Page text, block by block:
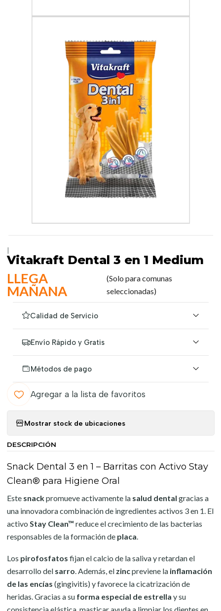
Vitakraft Dental 3 en 1 Medium
LLEGA
MAÑANA
(Solo para comunas
seleccionadas)
Calidad de Servicio
Envío Rápido y Gratis
Métodos de pago
Agregar a la lista de favoritos
Mostrar stock de ubicaciones
DESCRIPCIÓN
Snack Dental 3 en 1 – Barritas con Activo Stay
Clean® para Higiene Oral
Este snackpromueve activamente la salud dental gracias a
una innovadora combinación de ingredientes activos 3 en 1. El
activo Stay Clean™ reduce el crecimiento de las bacterias
responsables de la formación de placa.
Los pirofosfatos fijan el calcio de la saliva y retardan el
desarrollo del sarro. Además, el zincpreviene la inflamación
de las encías (gingivitis) y favorece la cicatrización de
heridas. Gracias a su forma especial de estrella y su